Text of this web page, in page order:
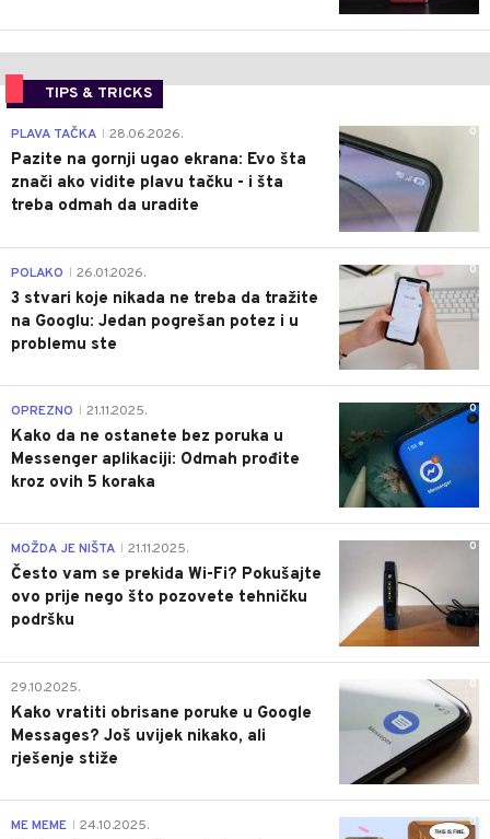
TIPS & TRICKS
0
PLAVA TAČKA 28.06.2026.
Pazite na gornji ugao ekrana: Evo šta
znači ako vidite plavu tačku - i šta
treba odmah da uradite
0
POLAKO 26.01.2026.
3 stvari koje nikada ne treba da tražite
na Googlu: Jedan pogrešan potez i u
problemu ste
0
OPREZNO 21.11.2025.
Kako da ne ostanete bez poruka u
Messenger aplikaciji: Odmah prođite
kroz ovih 5 koraka
0
MOŽDA JE NIŠTA 21.11.2025.
Često vam se prekida Wi-Fi? Pokušajte
ovo prije nego što pozovete tehničku
podršku
0
29.10.2025.
Kako vratiti obrisane poruke u Google
Messages? Još uvijek nikako, ali
rješenje stiže
0
ME MEME 24.10.2025.